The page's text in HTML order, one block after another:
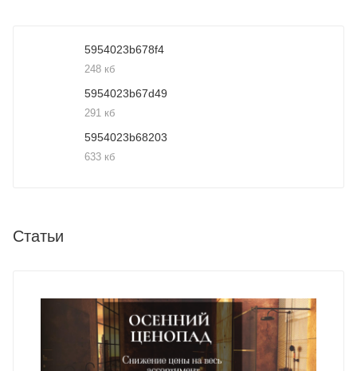
5954023b678f4
248 кб
5954023b67d49
291 кб
5954023b68203
633 кб
Статьи